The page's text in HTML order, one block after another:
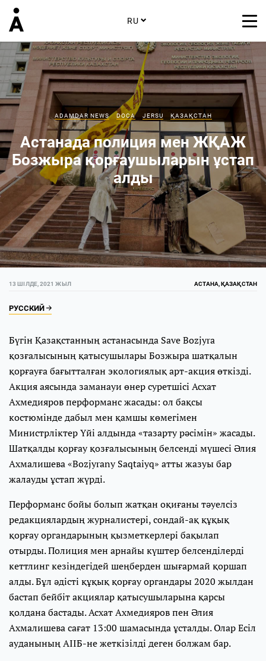
RU
ADAMDAR NEWS DOCA JERSU ҚАЗАҚСТАН
Астанада полиция мен ЖҚАЖ
Бозжыра қорғаушыларын ұстап
алды
13 ШІЛДЕ, 2021 ЖЫЛ АСТАНА, ҚАЗАҚСТАН
РУССКИЙ
Бүгін Қазақстанның астанасында Save Bozjyra
қозғалысының қатысушылары Бозжыра шатқалын
қорғауға бағытталған экологиялық арт-акция өткізді.
Акция аясында заманауи өнер суретшісі Асхат
Ахмедияров перформанс жасады: ол бақсы
костюмінде дабыл мен қамшы көмегімен
Министрліктер Үйі алдында «тазарту рәсімін» жасады.
Шатқалды қорғау қозғалысының белсенді мүшесі Әлия
Ахмалишева «Bozjyrany Saqtaiyq» атты жазуы бар
жалауды ұстап жүрді.
Перформанс бойы болып жатқан оқиғаны тәуелсіз
редакциялардың журналистері, сондай-ақ құқық
қорғау органдарының қызметкерлері бақылап
отырды. Полиция мен арнайы күштер белсенділерді
кеттлинг кезіндегідей шеңберден шығармай қоршап
алды. Бұл әдісті құқық қорғау органдары 2020 жылдан
бастап бейбіт акциялар қатысушыларына қарсы
қолдана бастады. Асхат Ахмедияров пен Әлия
Ахмалишева сағат 13:00 шамасында ұсталды. Олар Есіл
ауданының АІІБ-не жеткізілді деген болжам бар.